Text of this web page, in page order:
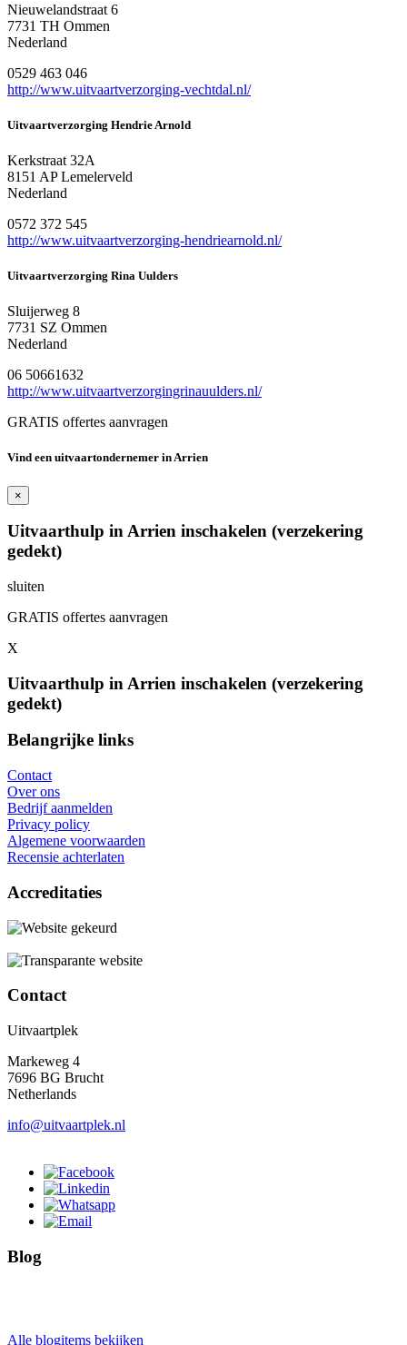
Nieuwelandstraat 6
7731 TH Ommen
Nederland
0529 463 046
http://www.uitvaartverzorging-vechtdal.nl/
Uitvaartverzorging Hendrie Arnold
Kerkstraat 32A
8151 AP Lemelerveld
Nederland
0572 372 545
http://www.uitvaartverzorging-hendriearnold.nl/
Uitvaartverzorging Rina Uulders
Sluijerweg 8
7731 SZ Ommen
Nederland
06 50661632
http://www.uitvaartverzorgingrinauulders.nl/
GRATIS offertes aanvragen
Vind een uitvaartondernemer in Arrien
×
Uitvaarthulp in Arrien inschakelen (verzekering
gedekt)
sluiten
GRATIS offertes aanvragen
X
Uitvaarthulp in Arrien inschakelen (verzekering
gedekt)
Belangrijke links
Contact
Over ons
Bedrijf aanmelden
Privacy policy
Algemene voorwaarden
Recensie achterlaten
Accreditaties
Contact
Uitvaartplek
Markeweg 4
7696 BG Brucht
Netherlands
info@uitvaartplek.nl
Blog
Alle blogitems bekijken